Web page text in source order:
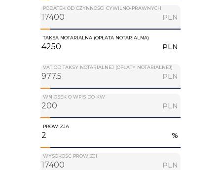
PODATEK OD CZYNNOŚCI CYWILNO-PRAWNYCH
PLN
TAKSA NOTARIALNA (OPŁATA NOTARIALNA)
PLN
VAT OD TAKSY NOTARIALNEJ (OPŁATY NOTARIALNEJ)
PLN
WNIOSEK O WPIS DO KW
PLN
PROWIZJA
%
WYSOKOŚĆ PROWIZJI
PLN